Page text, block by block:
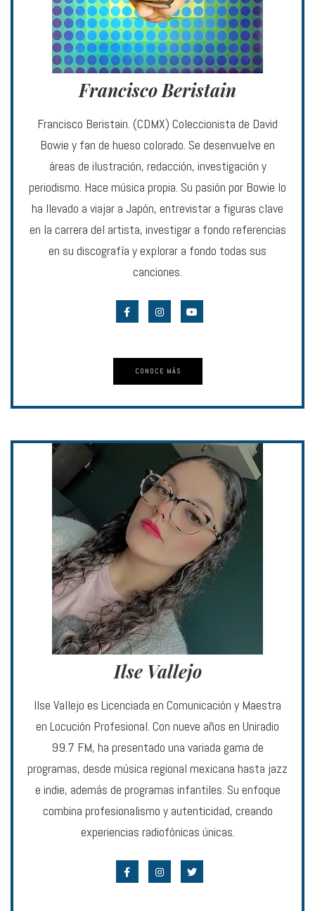
Francisco Beristain
Francisco Beristain. (CDMX) Coleccionista de David
Bowie y fan de hueso colorado. Se desenvuelve en
áreas de ilustración, redacción, investigación y
periodismo. Hace música propia. Su pasión por Bowie lo
ha llevado a viajar a Japón, entrevistar a figuras clave
en la carrera del artista, investigar a fondo referencias
en su discografía y explorar a fondo todas sus
canciones.
CONOCE MÁS
Ilse Vallejo
Ilse Vallejo es Licenciada en Comunicación y Maestra
en Locución Profesional. Con nueve años en Uniradio
99.7 FM, ha presentado una variada gama de
programas, desde música regional mexicana hasta jazz
e indie, además de programas infantiles. Su enfoque
combina profesionalismo y autenticidad, creando
experiencias radiofónicas únicas.